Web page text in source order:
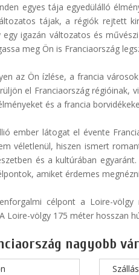
egyes tája egyedülálló
tájak, a régiók rejtett
egy igazán változatos és
meg Ön is Franciaország
az Ön ízlése, a francia
el Franciaország régióinak,
és a francia
ember látogat el évente
véletlenül, hiszen ismert
és a kultúrában
amiket érdemes
célpont a Loire-
Loire-völgy 175 méter hosszan
nagyobb